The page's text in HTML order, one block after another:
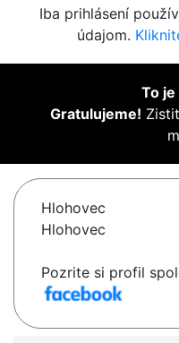
Iba prihlásení
údajom.
To
Gratulujeme!
Hlohovec
Hlohovec
Pozrite si profil